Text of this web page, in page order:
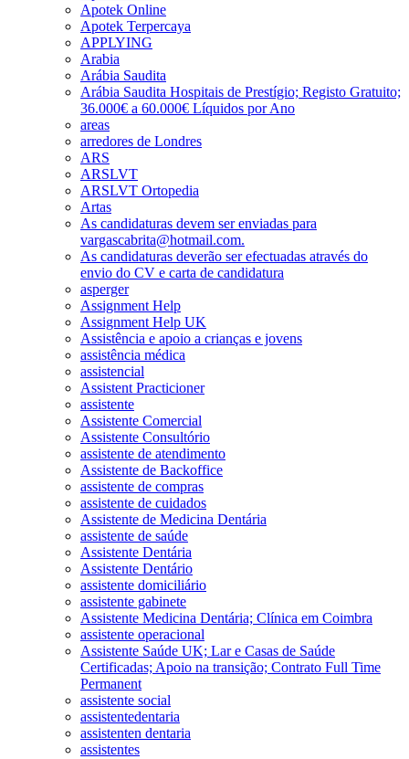
Apotek Online
Apotek Terpercaya
APPLYING
Arabia
Arábia Saudita
Arábia Saudita Hospitais de Prestígio; Registo Gratuito;
36.000€ a 60.000€ Líquidos por Ano
areas
arredores de Londres
ARS
ARSLVT
ARSLVT Ortopedia
Artas
As candidaturas devem ser enviadas para
vargascabrita@hotmail.com.
As candidaturas deverão ser efectuadas através do
envio do CV e carta de candidatura
asperger
Assignment Help
Assignment Help UK
Assistência e apoio a crianças e jovens
assistência médica
assistencial
Assistent Practicioner
assistente
Assistente Comercial
Assistente Consultório
assistente de atendimento
Assistente de Backoffice
assistente de compras
assistente de cuidados
Assistente de Medicina Dentária
assistente de saúde
Assistente Dentária
Assistente Dentário
assistente domiciliário
assistente gabinete
Assistente Medicina Dentária; Clínica em Coimbra
assistente operacional
Assistente Saúde UK; Lar e Casas de Saúde
Certificadas; Apoio na transição; Contrato Full Time
Permanent
assistente social
assistentedentaria
assistenten dentaria
assistentes